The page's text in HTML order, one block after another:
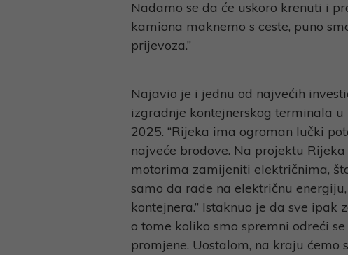
Nadamo se da će uskoro krenuti i
kamiona maknemo s ceste, puno
prijevoza.”
Najavio je i jednu od najvećih
izgradnje kontejnerskog terminala
2025. “Rijeka ima ogroman lučki
najveće brodove. Na projektu
motorima zamijeniti električnima,
samo da rade na električnu
kontejnera.” Istaknuo je da sve ipak
o tome koliko smo spremni odreći
promjene. Uostalom, na kraju